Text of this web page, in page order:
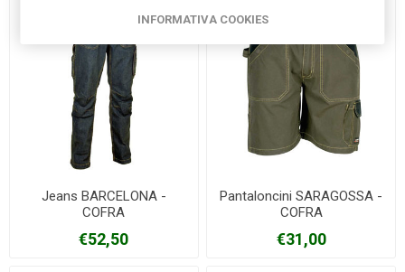
Jeans BARCELONA -
COFRA
€52,50
Pantaloncini SARAGOSSA -
COFRA
€31,00
INFORMATIVA COOKIES